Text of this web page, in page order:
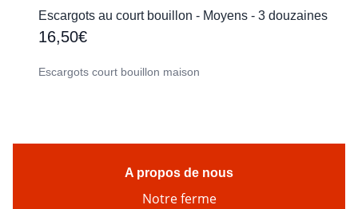
Escargots au court bouillon - Moyens - 3 douzaines
16,50€
Escargots court bouillon maison
A propos de nous
Notre ferme